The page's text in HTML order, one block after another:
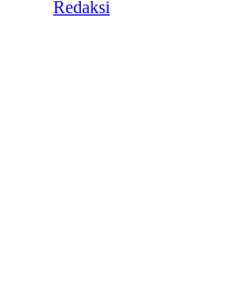
Redaksi